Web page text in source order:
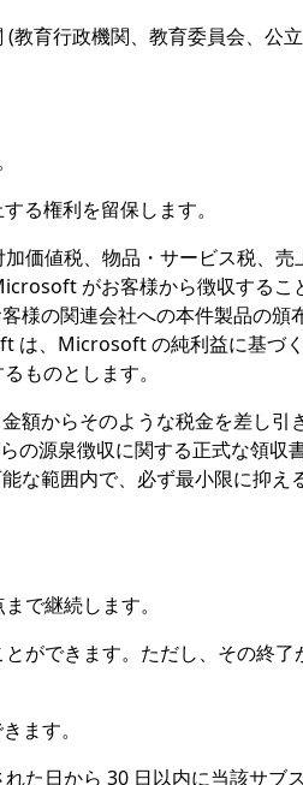
教育行政機関、教育委員会、公
る権利を留保します。
価値税、物品・サービス税、売
がお客様から徴収するこ
様の関連会社への本件製品の頒
は、Microsoft の純利益に基づ
ものとします。
額からそのような税金を差し引
の源泉徴収に関する正式な領収
な範囲内で、必ず最小限に抑え
で継続します。
ができます。ただし、その終了
ます。
た日から 30 日以内に当該サブ